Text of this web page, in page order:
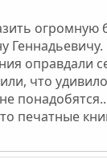
оправдали
что
печатные